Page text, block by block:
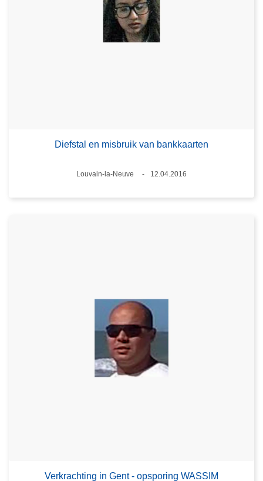
Diefstal en misbruik van bankkaarten
Plaats
Louvain-la-Neuve
12.04.2016
Verkrachting in Gent - opsporing WASSIM